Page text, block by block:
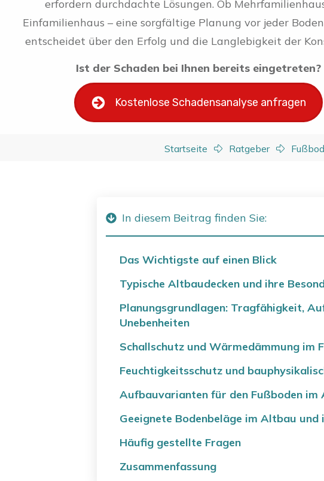
erfordern durchdachte Lösungen. Ob
Einfamilienhaus – eine sorgfältige Planung vor jeder
entscheidet über den Erfolg und die Langlebigkeit der
Ist der Schaden bei Ihnen bereits eingetreten?
Kostenlose Schadensanalyse anfragen
Startseite Ratgeber
In diesem Beitrag finden Sie:
Das Wichtigste auf einen Blick
Typische Altbaudecken und ihre
Planungsgrundlagen: Tragfähigkeit,
Unebenheiten
Schallschutz und Wärmedämmung im
Feuchtigkeitsschutz und
Aufbauvarianten für den Fußboden im
Geeignete Bodenbeläge im Altbau
Häufig gestellte Fragen
Zusammenfassung